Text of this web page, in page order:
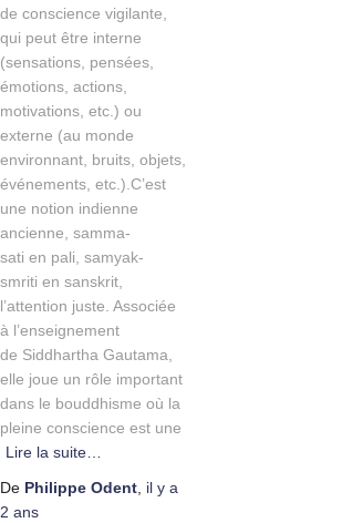
de conscience vigilante,
qui peut être interne
(sensations, pensées,
émotions, actions,
motivations, etc.) ou
externe (au monde
environnant, bruits, objets,
événements, etc.).C’est
une notion indienne
ancienne, samma-
sati en pali, samyak-
smriti en sanskrit,
l’attention juste. Associée
à l’enseignement
de Siddhartha Gautama,
elle joue un rôle important
dans le bouddhisme où la
pleine conscience est une
Lire la suite…
De Philippe Odent, il y a
2 ans